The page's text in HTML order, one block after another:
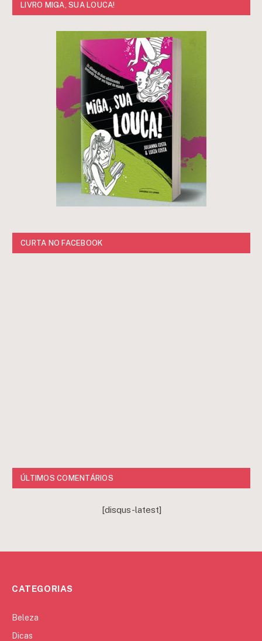
LIVRO MIGA, SUA LOUCA!
CURTA NO FACEBOOK
ÚLTIMOS COMENTÁRIOS
[disqus-latest]
CATEGORIAS
Beleza
Dicas